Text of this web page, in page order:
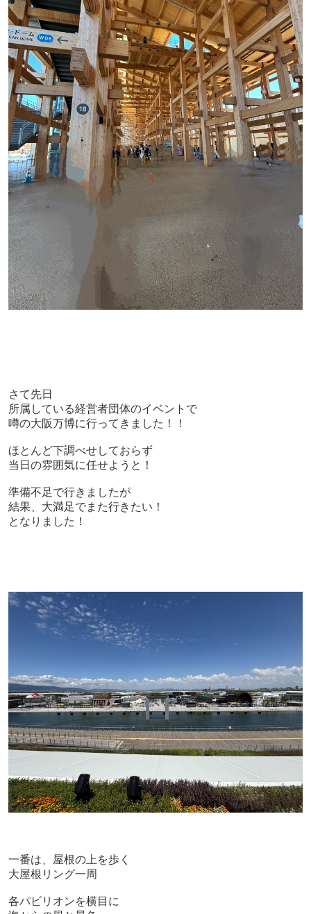
さて先日
所属している経営者団体のイベントで
噂の大阪万博に行ってきました！！
ほとんど下調べせしておらず
当日の雰囲気に任せようと！
準備不足で行きましたが
結果、大満足でまた行きたい！
となりました！
一番は、屋根の上を歩く
大屋根リング一周
各パビリオンを横目に